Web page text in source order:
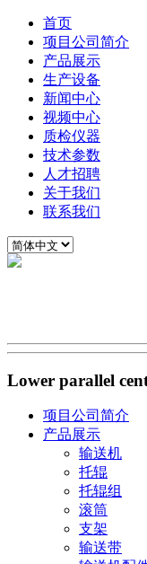
首页
项目公司简介
产品展示
生产设备
新闻中心
视频中心
质检仪器
技术参数
人才招聘
关于我们
联系我们
Lower parallel
项目公司简介
产品展示
输送机
托辊
托辊组
滚筒
支架
输送带